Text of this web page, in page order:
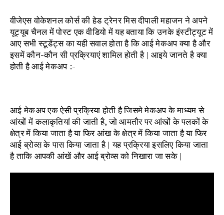
वीजेएस वोकेशनल कोर्स की हेड ट्रेनर मिस दीपाली महाजन ने अपने
यूट्यूब चैनल में पोस्ट एक वीडियो में यह बताया कि उनके इंस्टीट्यूट में
आए सभी स्टूडेंट्स का यही सवाल होता है कि आई मेकअप क्या है और
इसमें कौन-कौन सी प्रक्रियाएं शामिल होती है | आइये जानते है क्या
होती है आई मेकअप :-
आई मेकअप एक ऐसी प्रक्रिया होती है जिसमे मेकअप के माध्यम से
आंखों में कलाकृतियां की जाती है, जो आमतौर पर आंखों के पलकों के
क्षेत्र में किया जाता है या फिर आंख के क्षेत्र में किया जाता है या फिर
आई ब्रोव्स के पास किया जाता है | यह प्रक्रिया इसलिए किया जाता
है ताकि आपकी आंखें और आई ब्रोव्स को निखारा जा सके |